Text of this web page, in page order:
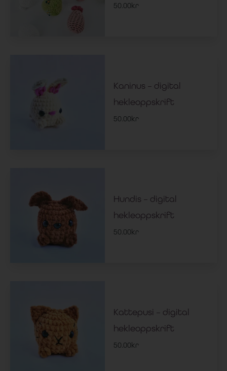
50.00kr
Kaninus – digital
hekleoppskrift
50.00kr
Hundis – digital
hekleoppskrift
50.00kr
Kattepusi – digital
hekleoppskrift
50.00kr